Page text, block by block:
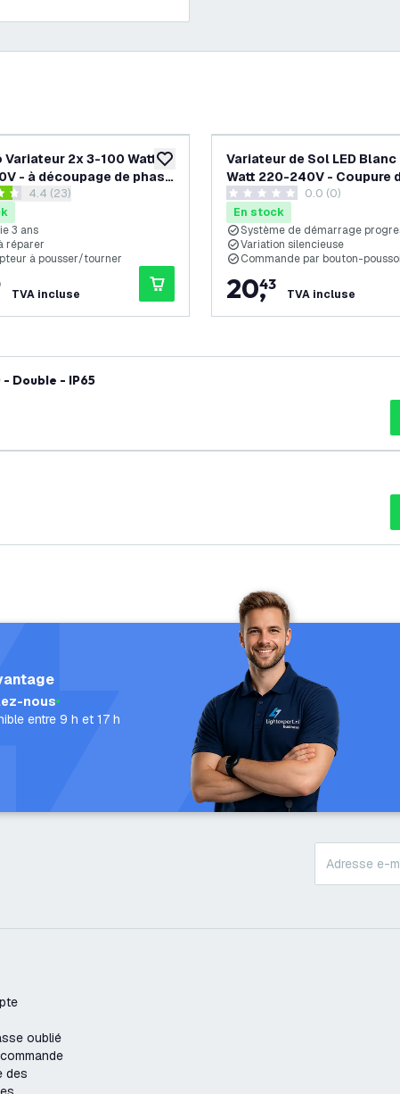
ajouter à la liste de souhaits
Variateur 2x 3-100 Watt -
- à découpage de phase
- Complet
ouvrir le tiroir des avis
de notation
4.4 (23)
3 ans
réparer
à pousser/tourner
TVA incluse
Variateur de Sol LED
Watt 220-240V - Coupure
Phase
0 étoiles de notation
0.0 (0)
En stock
Système de démarrage
Variation silencieuse
Commande par bouton-
20,
43
TVA incluse
Double - IP65
nous
entre 9 h et 17 h
oublié
des